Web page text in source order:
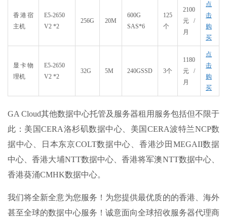
香港宿
主机​
E5-2650
V2 *2
256G 20M
600G
SAS*6
125
个
2100
元/
月
点
击
购
买
显卡物
理机
E5-2650
V2 *2
32G​ 5M 240GSSD​ 3个​
1180
元/
月
点
击
购
买
GA Cloud其他数据中心托管及服务器租用服务包括但不限于
此：美国CERA洛杉矶数据中心、美国CERA波特兰NCP数
据中心、日本东京COLT数据中心、香港沙田MEGAII数据
中心、香港大埔NTT数据中心、香港将军澳NTT数据中心、
香港葵涌CMHK数据中心。
我们将全新全意为您服务！为您提供最优质的的香港、海外
甚至全球的数据中心服务！诚意面向全球招收服务器代理商